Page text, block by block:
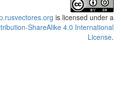
is licensed under a
ShareAlike 4.0 International
License.